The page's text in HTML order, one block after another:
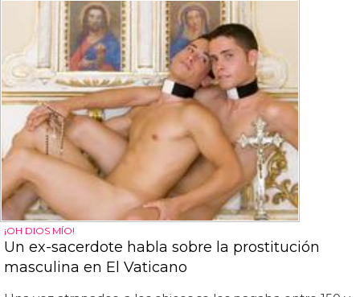
¡OH DIOS MÍO!
Un ex-sacerdote habla sobre la prostitución
masculina en El Vaticano